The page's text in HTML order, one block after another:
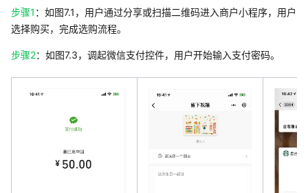
步骤1 ：如图7.1，用户通过分享或扫描二维码进入商户小程序，用户
选择购买，完成选购流程。
步骤2：如图7.3，调起微信支付控件，用户开始输入支付密码。